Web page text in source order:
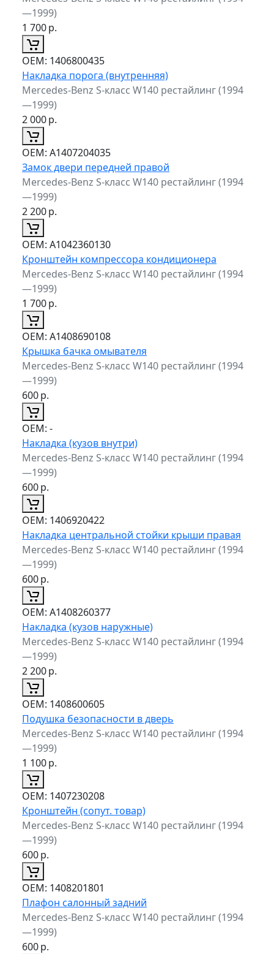
—1999)
1 700р.
ОЕМ: 1406800435
Накладка порога (внутренняя)
Mercedes-Benz S-класс W140 рестайлинг (1994
—1999)
2 000р.
ОЕМ: A1407204035
Замок двери передней правой
Mercedes-Benz S-класс W140 рестайлинг (1994
—1999)
2 200р.
ОЕМ: A1042360130
Кронштейн компрессора кондиционера
Mercedes-Benz S-класс W140 рестайлинг (1994
—1999)
1 700р.
ОЕМ: A1408690108
Крышка бачка омывателя
Mercedes-Benz S-класс W140 рестайлинг (1994
—1999)
600р.
ОЕМ: -
Накладка (кузов внутри)
Mercedes-Benz S-класс W140 рестайлинг (1994
—1999)
600р.
ОЕМ: 1406920422
Накладка центральной стойки крыши правая
Mercedes-Benz S-класс W140 рестайлинг (1994
—1999)
600р.
ОЕМ: A1408260377
Накладка (кузов наружные)
Mercedes-Benz S-класс W140 рестайлинг (1994
—1999)
2 200р.
ОЕМ: 1408600605
Подушка безопасности в дверь
Mercedes-Benz S-класс W140 рестайлинг (1994
—1999)
1 100р.
ОЕМ: 1407230208
Кронштейн (сопут. товар)
Mercedes-Benz S-класс W140 рестайлинг (1994
—1999)
600р.
ОЕМ: 1408201801
Плафон салонный задний
Mercedes-Benz S-класс W140 рестайлинг (1994
—1999)
600р.